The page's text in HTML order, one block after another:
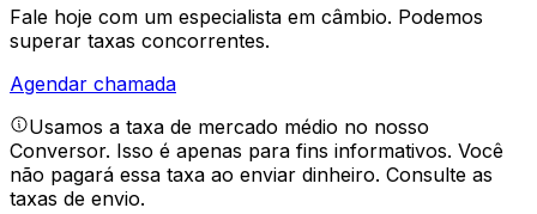
Fale hoje com um especialista em câmbio. Podemos
superar taxas concorrentes.
Agendar chamada
Usamos a taxa de mercado médio no nosso
Conversor. Isso é apenas para fins informativos. Você
não pagará essa taxa ao enviar dinheiro. Consulte as
taxas de envio.